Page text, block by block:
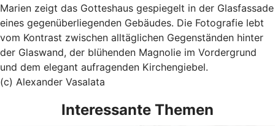
Marien zeigt das Gotteshaus gespiegelt in der Glasfassade
eines gegenüberliegenden Gebäudes. Die Fotografie lebt
vom Kontrast zwischen alltäglichen Gegenständen hinter
der Glaswand, der blühenden Magnolie im Vordergrund
und dem elegant aufragenden Kirchengiebel.
(c) Alexander Vasalata
Interessante Themen